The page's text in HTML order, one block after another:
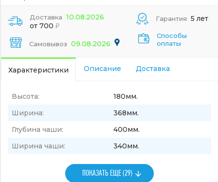
Доставка 10.08.2026
от 700
Самовывоз 09.08.2026
Гарантия 5 лет
Способы
оплаты
Характеристики Описание Доставка
Высота:
180мм.
Ширина:
368мм.
Глубина чаши:
400мм.
Ширина чаши:
340мм.
ПОКАЗАТЬ ЕЩЕ (29)